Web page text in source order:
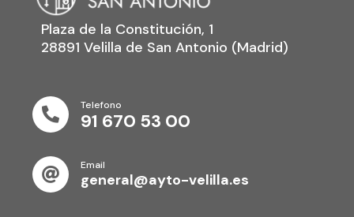
Plaza de la Constitución, 1
28891 Velilla de San Antonio (Madrid)

Telefono
91 670 53 00

Email
general@ayto-velilla.es